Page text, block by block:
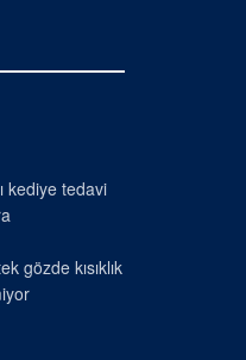
kediye tedavi
gözde kısıklık